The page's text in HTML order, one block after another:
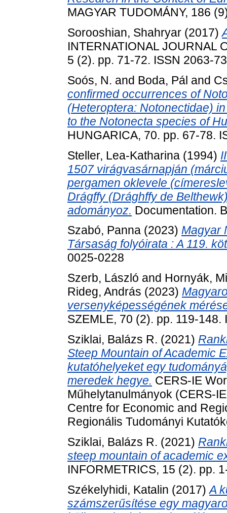
MAGYAR TUDOMÁNY, 186
Sorooshian, Shahryar (2017)
INTERNATIONAL JOURNAL
5 (2). pp. 71-72. ISSN 2063-
Soós, N. and Boda, Pál and
confirmed occurrences of
(Heteroptera: Notonectidae)
to the Notonecta species of
HUNGARICA, 70. pp. 67-78.
Steller, Lea-Katharina (1994)
1507 virágvasárnapján
pergamen oklevele
Drágffy (Drághffy de
adományoz. Documentation.
Szabó, Panna (2023) Magyar
Társaság folyóirata : A 119.
0025-0228
Szerb, László and Hornyák,
Rideg, András (2023)
versenyképességének
SZEMLE, 70 (2). pp. 119-148.
Sziklai, Balázs R. (2021)
Steep Mountain of Academic
kutatóhelyeket egy
meredek hegye. CERS-IE
Műhelytanulmányok (CERS-
Centre for Economic and
Regionális Tudományi
Sziklai, Balázs R. (2021)
steep mountain of academic
INFORMETRICS, 15 (2). pp.
Székelyhidi, Katalin (2017)A
számszerűsítése egy